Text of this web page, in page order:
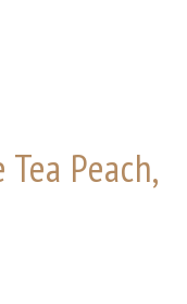
Peach,